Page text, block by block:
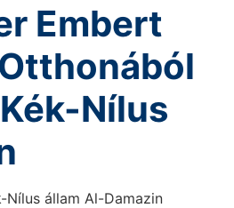
Embert
Nílus
Nílus állam Al-Damazin